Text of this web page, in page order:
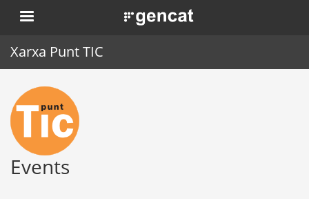
Skip
to
. Obre en una nova finestra.
Xarxa Punt TIC
Home
Punt TIC
News
Events